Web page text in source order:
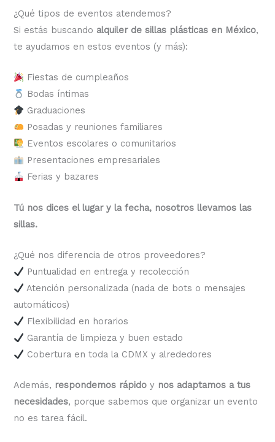
¿Qué tipos de eventos atendemos?
Si estás buscando alquiler de sillas plásticas en México,
te ayudamos en estos eventos (y más):
Fiestas de cumpleaños
Bodas íntimas
Graduaciones
Posadas y reuniones familiares
Eventos escolares o comunitarios
Presentaciones empresariales
Ferias y bazares
Tú nos dices el lugar y la fecha, nosotros llevamos las
sillas.
¿Qué nos diferencia de otros proveedores?
Puntualidad en entrega y recolección
Atención personalizada (nada de bots o mensajes
automáticos)
Flexibilidad en horarios
Garantía de limpieza y buen estado
Cobertura en toda la CDMX y alrededores
Además, respondemos rápido y nos adaptamos a tus
necesidades, porque sabemos que organizar un evento
no es tarea fácil.